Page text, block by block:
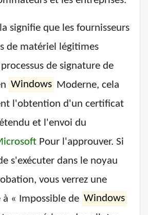
signifie que les fournisseurs
de matériel légitimes
de signature de
Windows Moderne, cela
l'obtention d'un certificat
et l'envoi du
Pour l'approuver. Si
s'exécuter dans le noyau
vous verrez une
« Impossible de Windows